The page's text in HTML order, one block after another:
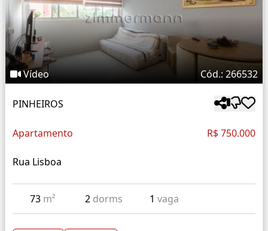
Vídeo Cód.: 266532
PINHEIROS
Apartamento R$ 750.000
Rua Lisboa
73 m² 2 dorms 1vaga